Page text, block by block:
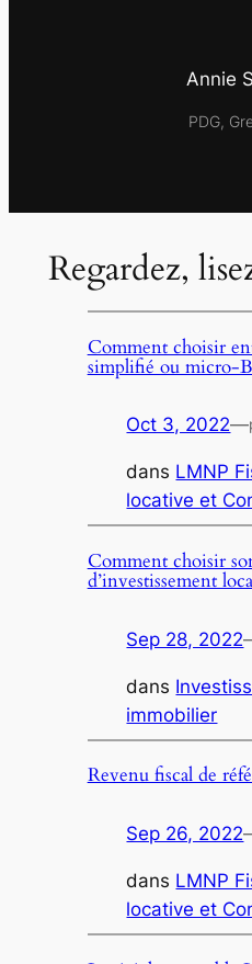
Annie
PDG,
Regardez,
Comment choisir
simplifié ou micro-
Oct 3, 2022—
dans LMNP
locative et
Comment choisir
d’investissement
Sep 28, 2022
dans
immobilier
Revenu fiscal de
Sep 26, 2022
dans LMNP
locative et